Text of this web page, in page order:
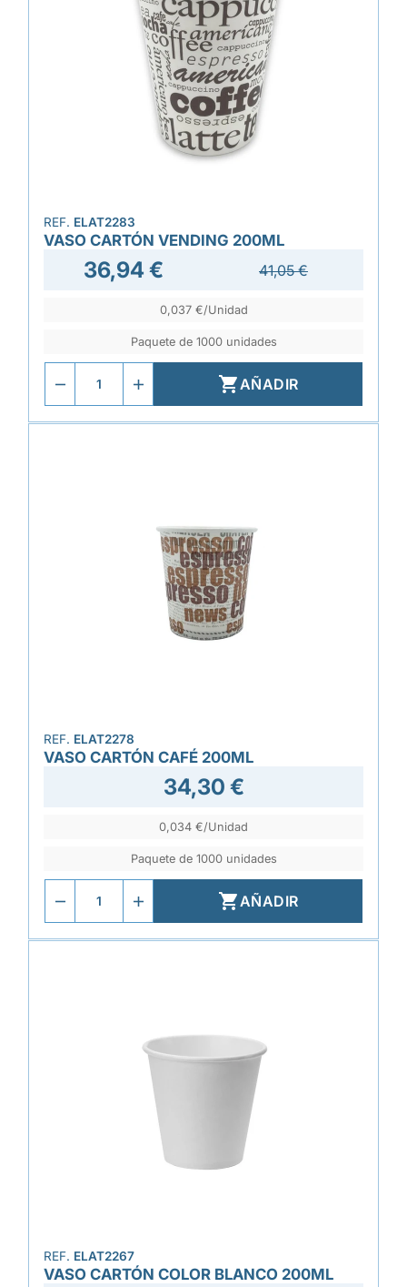
REF. ELAT2283
VASO CARTÓN VENDING 200ML
36,94 € 41,05 €
0,037 €/Unidad
Paquete de 1000 unidades
AÑADIR
REF. ELAT2278
VASO CARTÓN CAFÉ 200ML
34,30 €
0,034 €/Unidad
Paquete de 1000 unidades
AÑADIR
REF. ELAT2267
VASO CARTÓN COLOR BLANCO 200ML